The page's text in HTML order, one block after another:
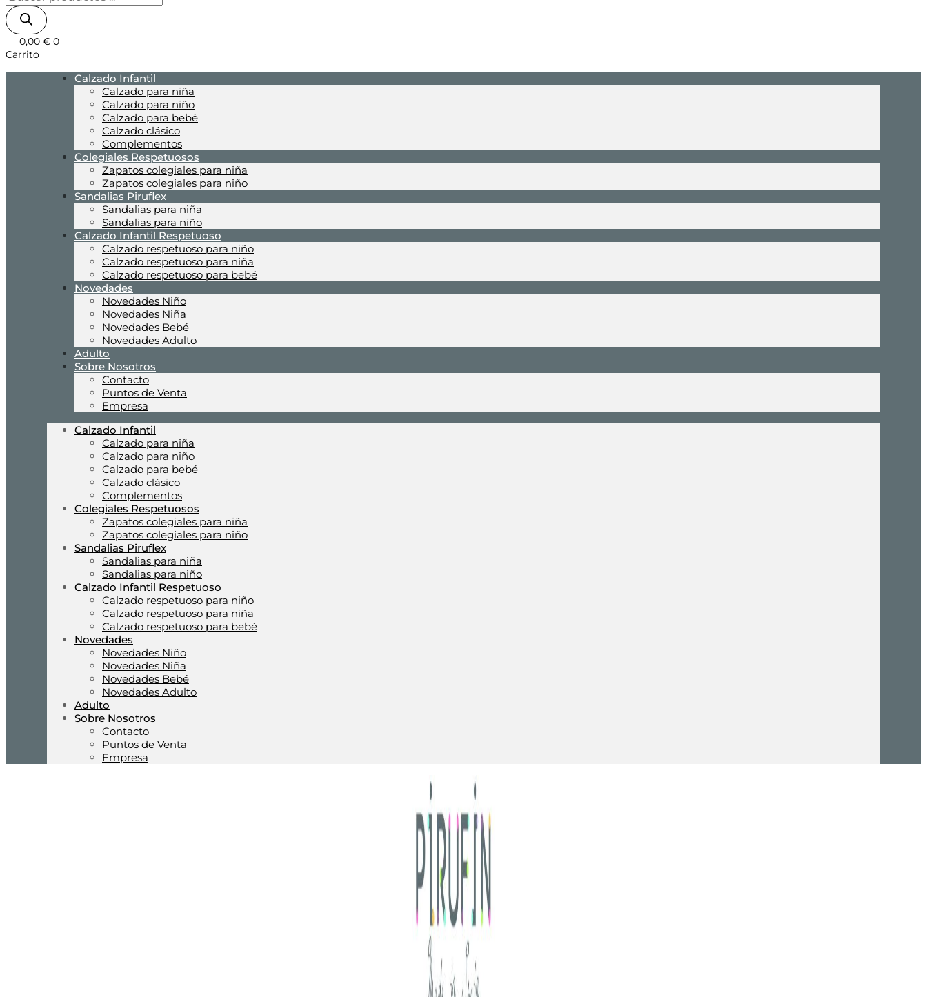
0,00 € 0
Carrito
Calzado Infantil
Calzado para niña
Calzado para niño
Calzado para bebé
Calzado clásico
Complementos
Colegiales Respetuosos
Zapatos colegiales para niña
Zapatos colegiales para niño
Sandalias Piruflex
Sandalias para niña
Sandalias para niño
Calzado Infantil Respetuoso
Calzado respetuoso para niño
Calzado respetuoso para niña
Calzado respetuoso para bebé
Novedades
Novedades Niño
Novedades Niña
Novedades Bebé
Novedades Adulto
Adulto
Sobre Nosotros
Contacto
Puntos de Venta
Empresa
Calzado Infantil
Calzado para niña
Calzado para niño
Calzado para bebé
Calzado clásico
Complementos
Colegiales Respetuosos
Zapatos colegiales para niña
Zapatos colegiales para niño
Sandalias Piruflex
Sandalias para niña
Sandalias para niño
Calzado Infantil Respetuoso
Calzado respetuoso para niño
Calzado respetuoso para niña
Calzado respetuoso para bebé
Novedades
Novedades Niño
Novedades Niña
Novedades Bebé
Novedades Adulto
Adulto
Sobre Nosotros
Contacto
Puntos de Venta
Empresa